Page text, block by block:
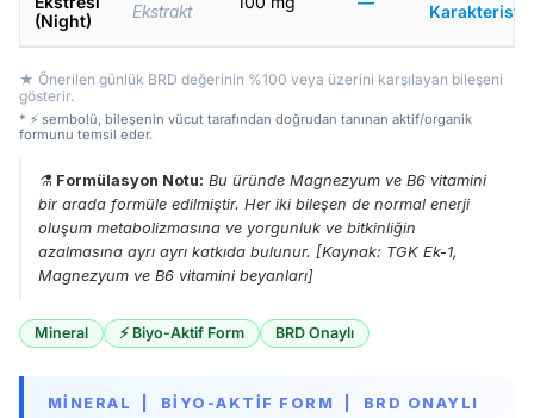
(Night)
Ekstrakt
Karakteristik
★ Önerilen günlük BRD değerinin %100 veya üzerini karşılayan bileşeni
gösterir.
* ⚡ sembolü, bileşenin vücut tarafından doğrudan tanınan aktif/organik
formunu temsil eder.
⚗️ Formülasyon Notu: Bu üründe Magnezyum ve B6 vitamini
bir arada formüle edilmiştir. Her iki bileşen de normal enerji
oluşum metabolizmasına ve yorgunluk ve bitkinliğin
azalmasına ayrı ayrı katkıda bulunur. [Kaynak: TGK Ek-1,
Magnezyum ve B6 vitamini beyanları]
Mineral ⚡ Biyo-Aktif Form BRD Onaylı
MINERAL | BIYO-AKTIF FORM | BRD ONAYLI